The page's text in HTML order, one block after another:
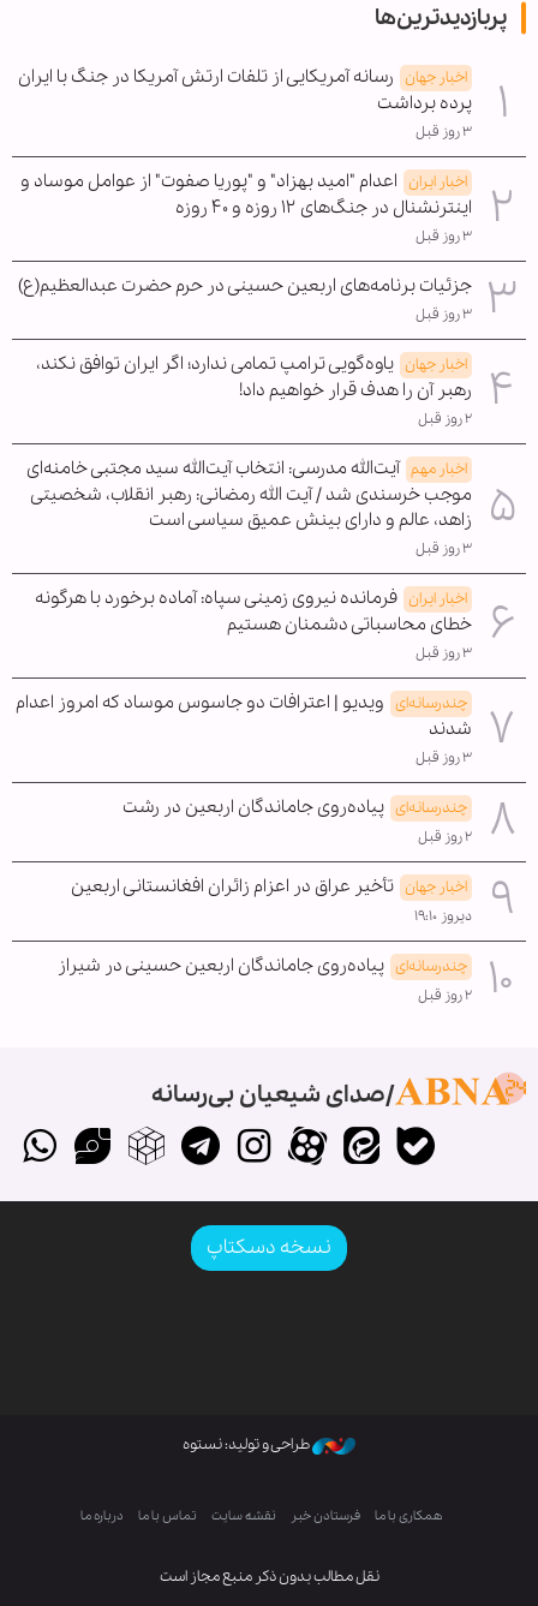
پربازدیدترین‌ها
اخبار جهان رسانه آمریکایی از تلفات ارتش آمریکا در جنگ با ایران
پرده برداشت
۳ روز قبل
اخبار ایران اعدام "امید بهزاد" و "پوریا صفوت" از عوامل موساد و
اینترنشنال در جنگ‌های ۱۲ روزه و ۴۰ روزه
۳ روز قبل
جزئیات برنامه‌های اربعین حسینی در حرم حضرت عبدالعظیم(ع)
۳ روز قبل
اخبار جهان یاوه‌گویی ترامپ تمامی ندارد؛ اگر ایران توافق نکند،
رهبر آن را هدف قرار خواهیم داد!
۲ روز قبل
اخبار مهم آیت‌الله مدرسی: انتخاب آیت‌الله سید مجتبی خامنه‌ای
موجب خرسندی شد / آیت الله رمضانی: رهبر انقلاب، شخصیتی
زاهد، عالم و دارای بینش عمیق سیاسی است
۳ روز قبل
اخبار ایران فرمانده نیروی زمینی سپاه: آماده برخورد با هرگونه
خطای محاسباتی دشمنان هستیم
۳ روز قبل
چندرسانه‌ای ویدیو | اعترافات دو جاسوس موساد که امروز اعدام
شدند
۳ روز قبل
چندرسانه‌ای پیاده‌روی جاماندگان اربعین در رشت
۲ روز قبل
اخبار جهان تأخیر عراق در اعزام زائران افغانستانی اربعین
دیروز ۱۹:۱۰
چندرسانه‌ای پیاده‌روی جاماندگان اربعین حسینی در شیراز
۲ روز قبل
صدای شیعیان بی‌رسانه
نسخه دسکتاپ
نقل مطالب بدون ذکر منبع مجاز است
طراحی و تولید: نستوه
همکاری با ما فرستادن خبر نقشه سایت تماس با ما درباره ما